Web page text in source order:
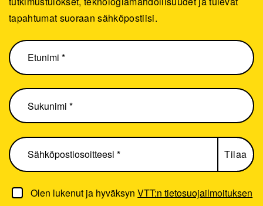
Olen lukenut ja hyväksynVTT:n tietosuojailmoituksen
tapahtumat suoraan sähköpostiisi.